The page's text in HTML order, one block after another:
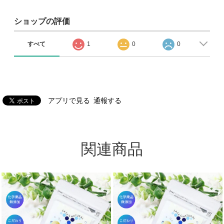
ショップの評価
すべて 1 0 0
アプリで見る 通報する
関連商品